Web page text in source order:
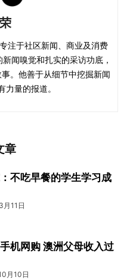
注于社区新闻、商业及消费
闻嗅觉和扎实的采访功底，
。他善于从细节中挖掘新闻
力量的报道。
章
不吃早餐的学生学习成
月11日
机网购 澳洲父母收入过
月10日